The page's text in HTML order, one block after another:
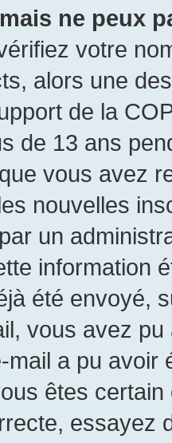
ne peux
votre
alors une
de la
de 13 ans
vous avez
nouvelles
un
information
été envoyé,
vous avez
mail a pu
êtes
essayez